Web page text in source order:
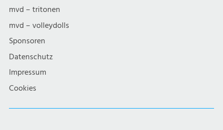
mvd – tritonen
mvd – volleydolls
Sponsoren
Datenschutz
Impressum
Cookies